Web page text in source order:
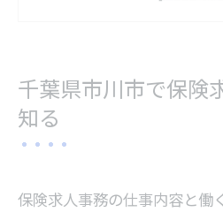
保険求人が女性に人気な
係性
千葉県市川市で保険
知る
保険求人事務の仕事内容と働